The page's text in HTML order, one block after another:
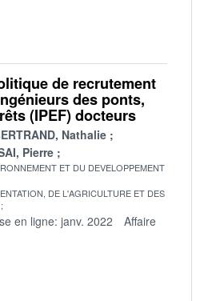
de recrutement
des ponts,
(IPEF) docteurs
Nathalie
Pierre
ET DU DEVELOPPEMENT
DE L'AGRICULTURE ET DES
en ligne: janv. 2022
Affaire